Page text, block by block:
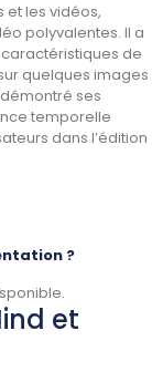
et les vidéos,
polyvalentes. Il a
de
quelques images
ses
temporelle
dans l’édition
?
et